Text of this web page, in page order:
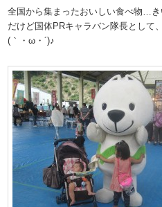
全国から集まったおいしい食べ物…き
だけど国体PRキャラバン隊長として
(｀・ω・´)♪